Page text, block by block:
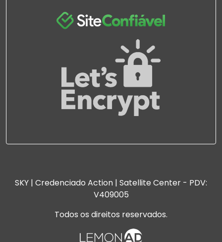
SKY | Credenciado Action | Satellite Center - PDV:
V409005
Todos os direitos reservados.